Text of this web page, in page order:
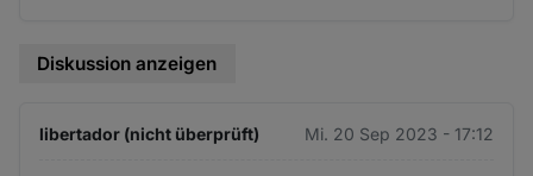
Diskussion anzeigen
libertador (nicht überprüft) Mi. 20 Sep 2023 - 17:12